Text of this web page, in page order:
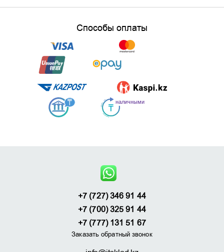
Способы оплаты
+7 (727) 346 91 44
+7 (700) 325 91 44
+7 (777) 131 51 67
Заказать обратный звонок